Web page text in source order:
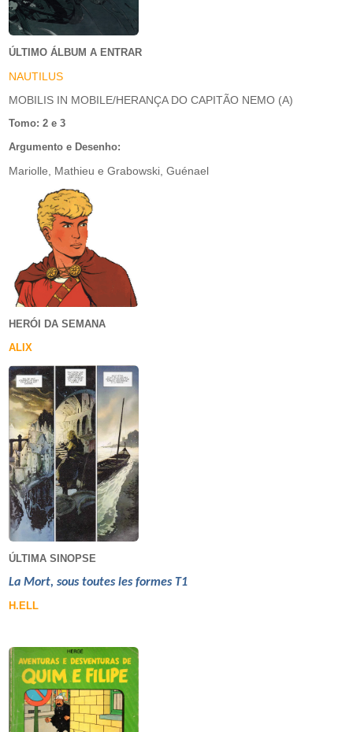
ÚLTIMO ÁLBUM A ENTRAR
NAUTILUS
MOBILIS IN MOBILE/HERANÇA DO CAPITÃO NEMO (A)
Tomo: 2 e 3
Argumento e Desenho:
Mariolle, Mathieu e Grabowski, Guénael
HERÓI DA SEMANA
ALIX
ÚLTIMA SINOPSE
La Mort, sous toutes les formes T1
H.ELL